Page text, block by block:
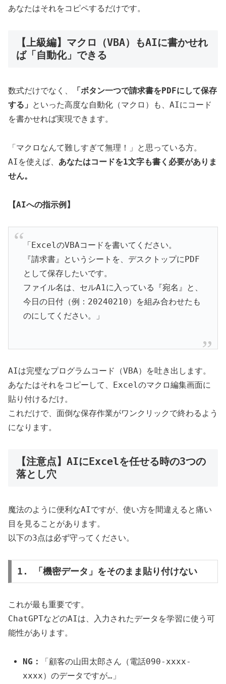
あなたはそれをコピペするだけです。
【上級編】マクロ（VBA）もAIに書かせれ
ば「自動化」できる
数式だけでなく、
「ボタン一つで請求書をPDFにして保存
する」 といった高度な自動化（マクロ）も、AIにコード
を書かせれば実現できます。
「マクロなんて難しすぎて無理！」と思っている方。
AIを使えば、 あなたはコードを1文字も書く必要がありま
せん。
【AIへの指示例】
「ExcelのVBAコードを書いてください。
『請求書』というシートを、デスクトップにPDF
として保存したいです。
ファイル名は、セルA1に入っている『宛名』と、
今日の日付（例：20240210）を組み合わせたも
のにしてください。」
AIは完璧なプログラムコード（VBA）を吐き出します。
あなたはそれをコピーして、Excelのマクロ編集画面に
貼り付けるだけ。
これだけで、面倒な保存作業がワンクリックで終わるよう
になります。
【注意点】AIにExcelを任せる時の3つの
落とし穴
魔法のように便利なAIですが、使い方を間違えると痛い
目を見ることがあります。
以下の3点は必ず守ってください。
1. 「機密データ」をそのまま貼り付けない
これが最も重要です。
ChatGPTなどのAIは、入力されたデータを学習に使う可
能性があります。
NG：
「顧客の山田太郎さん（電話090-xxxx-
xxxx）のデータですが…」